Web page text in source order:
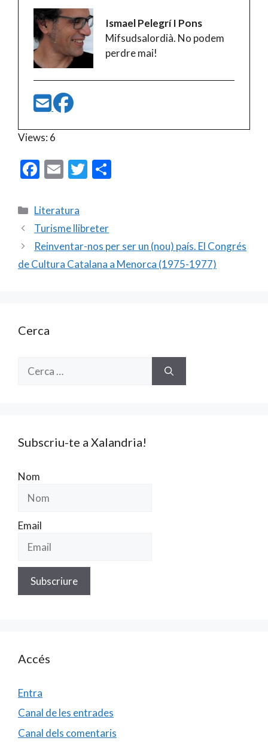
Ismael Pelegrí I Pons
Mifsudsalordià. No podem
perdre mai!
Views: 6
F
e
b
o
o
E
ai
l
T
er
ar
te
Categories
Literatura
Turisme llibreter
Reinventar-nos per ser un (nou) país. El Congrés
de Cultura Catalana a Menorca (1975-1977)
Cerca
Subscriu-te a Xalandria!
Nom
Email
Accés
Entra
Canal de les entrades
Canal dels comentaris